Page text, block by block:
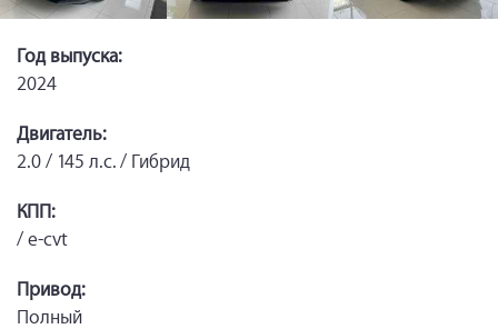
Год выпуска:
2024
Двигатель:
2.0 / 145 л.с. / Гибрид
КПП:
/ e-cvt
Привод:
Полный